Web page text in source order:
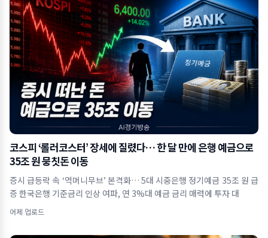
코스피 ‘롤러코스터’ 장세에 질렸다… 한 달 만에 은행 예금으로
35조 원 뭉칫돈 이동
증시 급등락 속 ‘역머니무브’ 본격화… 5대 시중은행 정기예금 35조 원 급
증 한국은행 기준금리 인상 여파, 연 3%대 예금 금리 매력에 투자 대
어제 업로드